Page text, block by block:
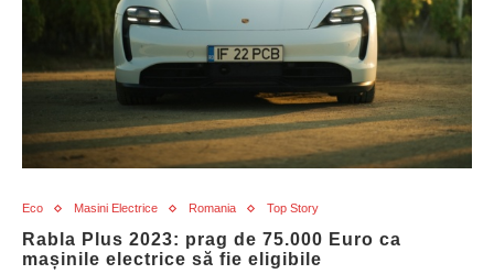
Eco Masini Electrice Romania Top Story
Rabla Plus 2023: prag de 75.000 Euro ca
mașinile electrice să fie eligibile